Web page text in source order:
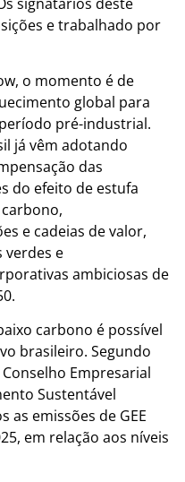
e trabalhado por
o momento é de
global para
pré-industrial.
já vêm adotando
das
do efeito de estufa
e cadeias de valor,
verdes e
ambiciosas de
carbono é possível
brasileiro. Segundo
Empresarial
Sustentável
as emissões de GEE
em relação aos níveis